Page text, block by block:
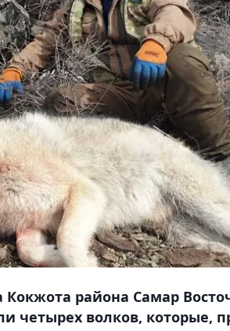
района Самар
четырех волков, которые,